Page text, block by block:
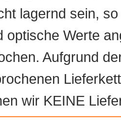
lagernd sein,
optische Werte
Aufgrund
wir KEINE